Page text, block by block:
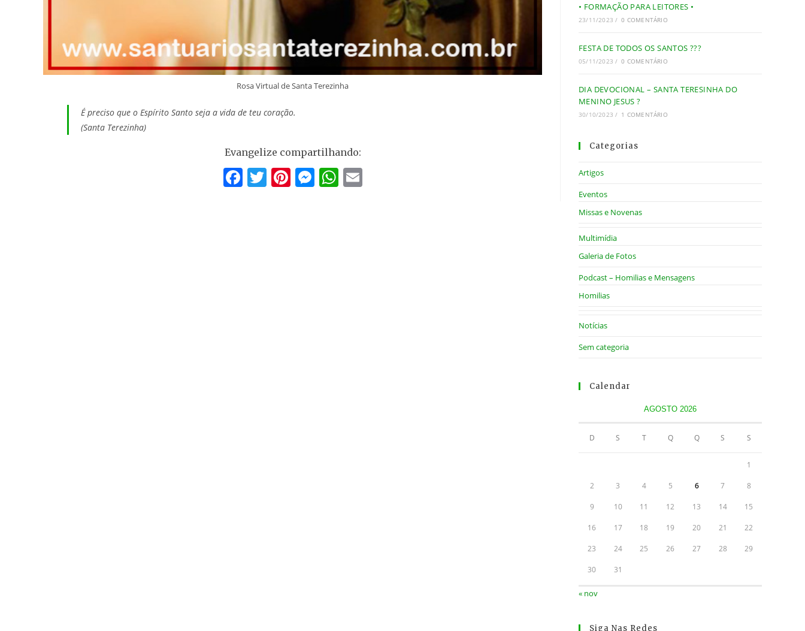
Rosa Virtual de Santa Terezinha
É preciso que o Espírito Santo seja a vida de teu coração.
(Santa Terezinha)
Evangelize compartilhando:
F
a
T
w
Pi
nt
M
e
W
h
• FORMAÇÃO PARA LEITORES •
23/11/2023 / 0 COMENTÁRIO
FESTA DE TODOS OS SANTOS ???
05/11/2023 / 0 COMENTÁRIO
DIA DEVOCIONAL – SANTA TERESINHA DO
MENINO JESUS ?
30/10/2023 / 1 COMENTÁRIO
Categorias
Artigos
Eventos
Missas e Novenas
Multimídia
Galeria de Fotos
Podcast – Homilias e Mensagens
Homilias
Notícias
Sem categoria
Calendar
AGOSTO 2026
D S T Q Q S S
1
2 3 4 5 6 7 8
9 10 11 12 13 14 15
16 17 18 19 20 21 22
23 24 25 26 27 28 29
30 31
« nov
Siga Nas Redes